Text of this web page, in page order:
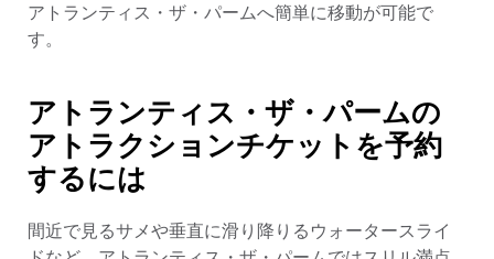
アトランティス・ザ・パームへ簡単に移動が可能で
す。
アトランティス・ザ・パームの
アトラクションチケットを予約
するには
間近で見るサメや垂直に滑り降りるウォータースライ